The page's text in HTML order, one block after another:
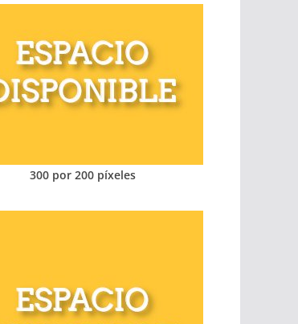
300 por 200 píxeles